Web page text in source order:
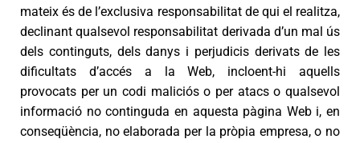
mateix és de l’exclusiva responsabilitat de qui el realitza,
declinant qualsevol responsabilitat derivada d’un mal ús
dels continguts, dels danys i perjudicis derivats de les
dificultats d’accés a la Web, incloent-hi aquells
provocats per un codi maliciós o per atacs o qualsevol
informació no continguda en aquesta pàgina Web i, en
conseqüència, no elaborada per la pròpia empresa, o no